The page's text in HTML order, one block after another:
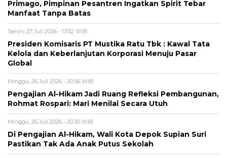
Primago, Pimpinan Pesantren Ingatkan Spirit Tebar
Manfaat Tanpa Batas
Senin, 27 Juli 2026 - 13:52 WIB
Presiden Komisaris PT Mustika Ratu Tbk : Kawal Tata
Kelola dan Keberlanjutan Korporasi Menuju Pasar
Global
Minggu, 26 Juli 2026 - 20:56 WIB
Pengajian Al-Hikam Jadi Ruang Refleksi Pembangunan,
Rohmat Rospari: Mari Menilai Secara Utuh
Minggu, 26 Juli 2026 - 20:30 WIB
Di Pengajian Al-Hikam, Wali Kota Depok Supian Suri
Pastikan Tak Ada Anak Putus Sekolah